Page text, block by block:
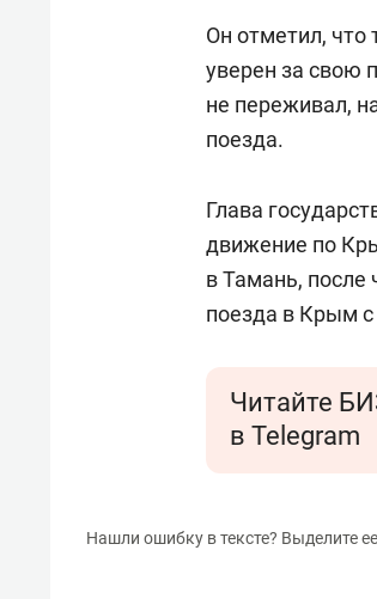
Он отметил, что
уверен за свою
не переживал,
поезда.
Глава
движение по
в Тамань, после
поезда в Крым с
Читайте
в Telegram
Нашли ошибку в тексте? Выделите